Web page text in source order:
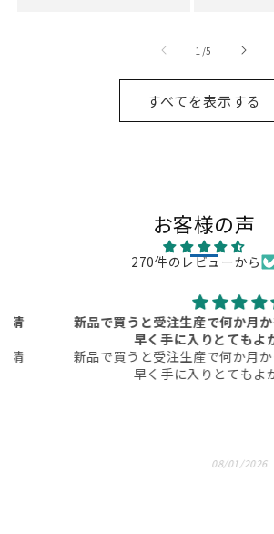
1 /の
5
すべてを表示する
お客様の声
270件のレビューから
新品で買うと受注生産で何か月か待つ
早く手に入りとてもよかっ
新品で買うと受注生産で何か月か待つ
早く手に入りとてもよかっ
08/01/2026